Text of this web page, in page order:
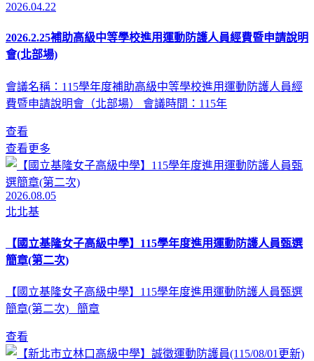
2026.04.22
2026.2.25補助高級中等學校進用運動防護人員經費暨申請說明
會(北部場)
會議名稱：115學年度補助高級中等學校進用運動防護人員經
費暨申請說明會（北部場） 會議時間：115年
查看
查看更多
2026.08.05
北北基
【國立基隆女子高級中學】115學年度進用運動防護人員甄選
簡章(第二次)
【國立基隆女子高級中學】115學年度進用運動防護人員甄選
簡章(第二次) 簡章
查看